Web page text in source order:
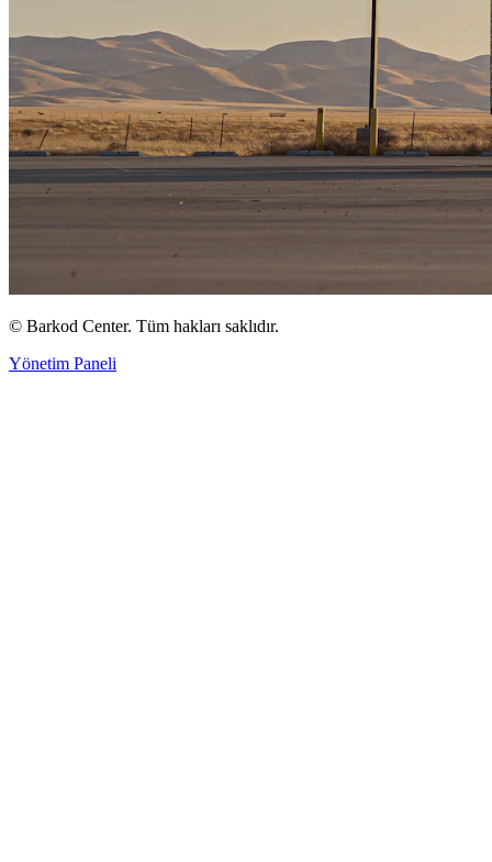
© Barkod Center. Tüm hakları saklıdır.
Yönetim Paneli